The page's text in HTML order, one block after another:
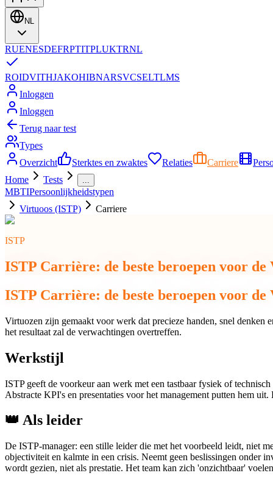
NL
RUENESDEFRPTITPLUKTRNL
ROIDVITHJAKOHIBNARSVCSELTLMS
Inloggen
Inloggen
Terug naar test
Types
Overzicht
Sterktes en zwaktes Relaties Carriere
Home
Tests ...
MBTIPersoonlijkheidstypen
Virtuoos (ISTP)
Carriere
ISTP
ISTP Carrière: de beste beroepen voor de
ISTP Carrière: de beste beroepen voor de
Virtuozen zijn gemaakt voor werk dat precieze handen, snel denken
het resultaat zal de verwachtingen overtreffen.
Werkstijl
ISTP geeft de voorkeur aan werk met een tastbaar fysiek of
Abstracte KPI's en presentaties voor het management putten hem
👑 Als leider
De ISTP-manager: een stille leider die met het voorbeeld leidt, niet
objectiviteit en kalmte in een crisis. Neemt geen beslissingen onder
wordt gezien, niet als prestatie. Het team kan zich 'onzichtbaar'